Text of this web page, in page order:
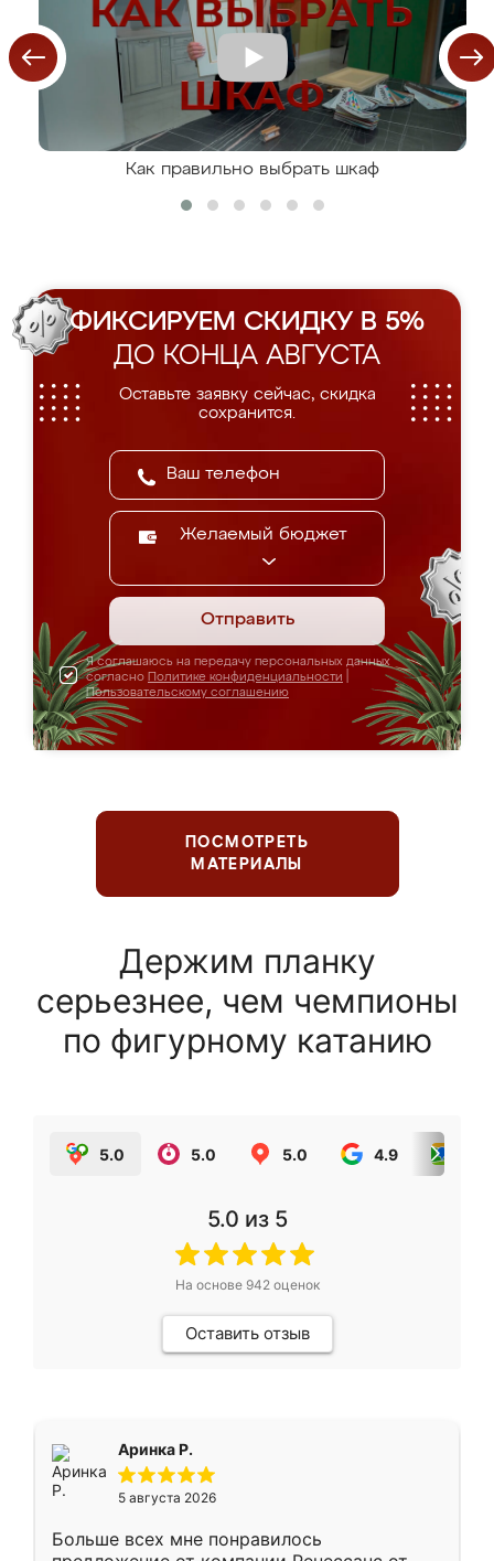
Как правильно выбрать шкаф
ФИКСИРУЕМ СКИДКУ В 5%
ДО КОНЦА АВГУСТА
Оставьте заявку сейчас, скидка
сохранится.
Желаемый бюджет
Отправить
Я соглашаюсь на передачу персональных данных
согласно Политике конфиденциальности
Пользовательскому соглашению
ПОСМОТРЕТЬ
МАТЕРИАЛЫ
Держим планку
серьезнее, чем чемпионы
по фигурному катанию
5.0 5.0 5.0 4.9
5.0 из 5
На основе 942оценок
Оставить отзыв
Аринка Р.
5 августа 2026
Больше всех мне понравилось